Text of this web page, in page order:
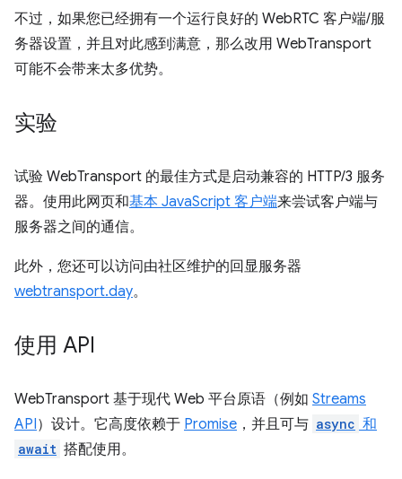
不过，如果您已经拥有一个运行良好的 WebRTC 客户端/服
务器设置，并且对此感到满意，那么改用 WebTransport
可能不会带来太多优势。
实验
试验 WebTransport 的最佳方式是启动兼容的 HTTP/3 服务
器。使用此网页和基本 JavaScript 客户端来尝试客户端与
服务器之间的通信。
此外，您还可以访问由社区维护的回显服务器
webtransport.day。
使用 API
WebTransport 基于现代 Web 平台原语（例如 Streams
API）设计。它高度依赖于 Promise ，并且可与 async 和
await 搭配使用。